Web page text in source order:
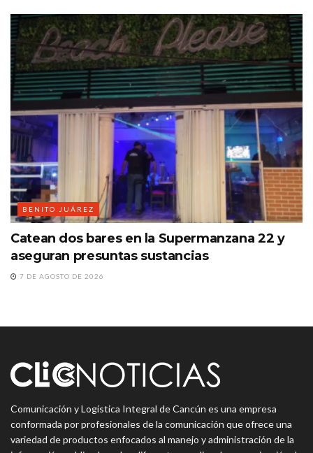
BENITO JUÁREZ
Catean dos bares en la Supermanzana 22 y
aseguran presuntas sustancias
7 DE AGOSTO DE 2026
Comunicación y Logística Integral de Cancún es una empresa
conformada por profesionales de la comunicación que ofrece una
variedad de productos enfocados al manejo y administración de la